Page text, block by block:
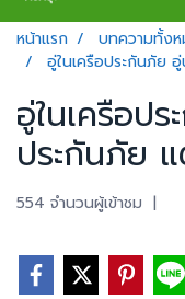
หน้าแรก บทความทั้ง
อู่ในเครือประกันภัย
อู่ในเครือป
ประกันภัย
554 จำนวนผู้เข้าชม |